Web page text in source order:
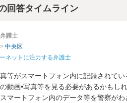
回答タイムライン
弁護士
> 中央区
ネットに注力する弁護士
等がスマートフォン内に記録されて
動画•写真等を見る必要があるかもし
マートフォン内のデータ等を警察が